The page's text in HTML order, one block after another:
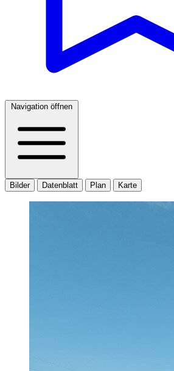
Navigation öffnen
Bilder Datenblatt Plan Karte